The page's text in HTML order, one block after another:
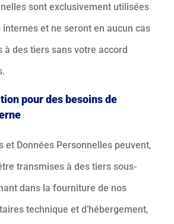
sont exclusivement utilisées
et ne seront en aucun cas
à des tiers sans votre accord
pour des besoins de
et Données Personnelles peuvent,
transmises à des tiers sous-
dans la fourniture de nos
technique et d’hébergement,